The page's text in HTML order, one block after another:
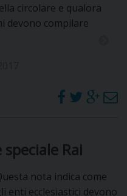
circolare e qualora
devono compilare
Rai
nota indica come
enti ecclesiastici devono